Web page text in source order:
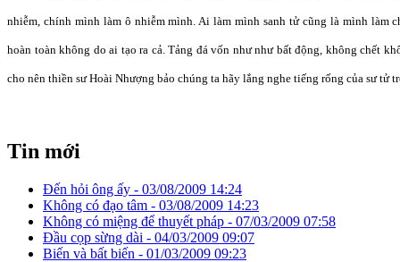
nhiễm, chính mình làm ô nhiễm mình. Ai làm mình sanh tử cũng là mình làm
hoàn toàn không do ai tạo ra cả. Tảng đá vốn như như bất động, không chết
cho nên thiền sư Hoài Nhượng bảo chúng ta hãy lắng nghe tiếng rống của sư tử
Tin mới
Đến hỏi ông ấy - 03/08/2009 14:24
Không có đạo tâm - 03/08/2009 14:23
Không có miệng để thuyết pháp - 07/03/2009 07:58
Đầu cọp sừng dài - 04/03/2009 09:07
Biến và bất biến - 01/03/2009 09:23